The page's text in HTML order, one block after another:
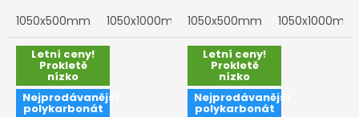
1050x500mm
1050x1000mm 1050x1500mm
1050x500mm 1050x1000mm
Letní ceny!
Prokletě
nízko
Nejprodávanější
polykarbonát
Letní ceny!
Prokletě
nízko
Nejprodávanější
polykarbonát